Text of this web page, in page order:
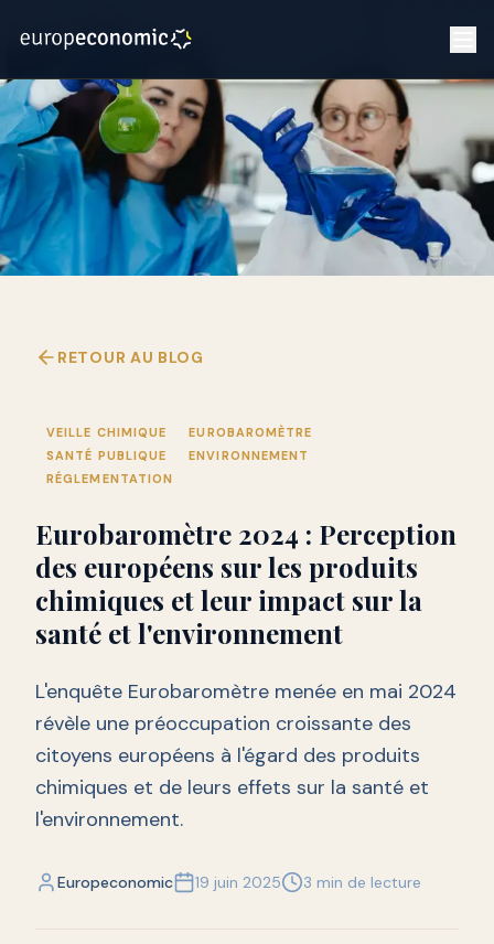
RETOUR AU BLOG
VEILLE CHIMIQUE
EUROBAROMÈTRE
SANTÉ PUBLIQUE
ENVIRONNEMENT
RÉGLEMENTATION
Eurobaromètre 2024 : Perception
des européens sur les produits
chimiques et leur impact sur la
santé et l'environnement
L'enquête Eurobaromètre menée en mai 2024
révèle une préoccupation croissante des
citoyens européens à l'égard des produits
chimiques et de leurs effets sur la santé et
l'environnement.
Europeconomic 19 juin 2025 3 min de lecture